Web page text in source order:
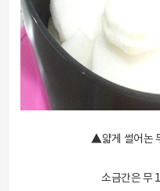
▲얇게 썰어논
소금간은 무